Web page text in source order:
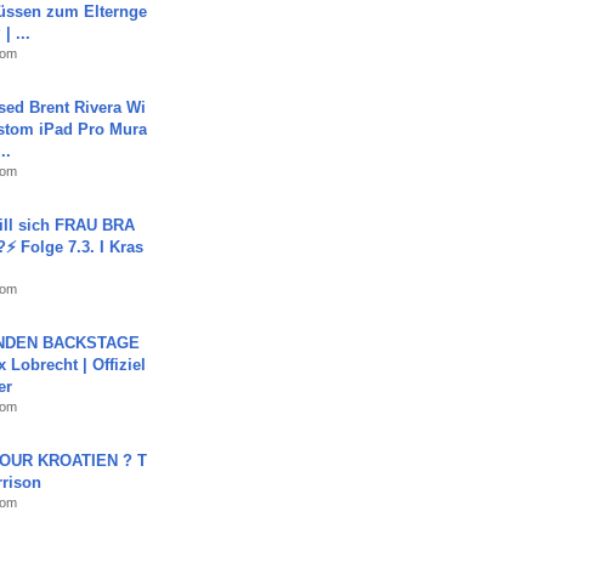
zum Elternge
| ...
Brent Rivera Wi
iPad Pro Mura
sich FRAU BRA
Folge 7.3. I Kras
BACKSTAGE
Lobrecht | Offiziel
KROATIEN ? T